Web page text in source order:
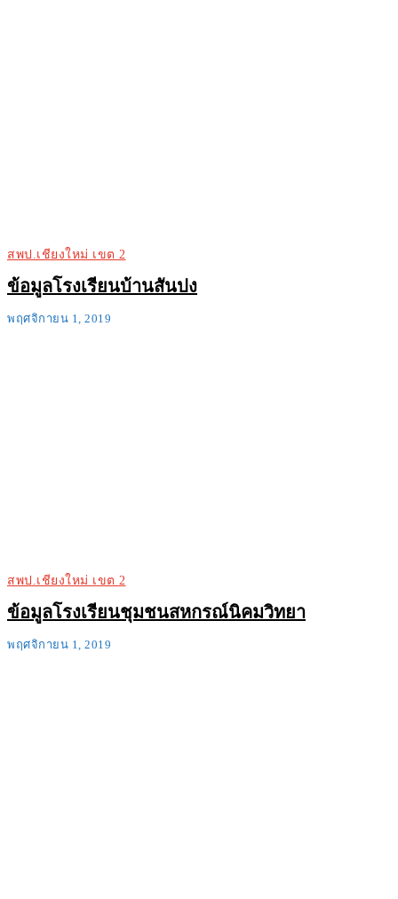
สพป.เชียงใหม่ เขต 2
ข้อมูลโรงเรียนบ้านสันปง
พฤศจิกายน 1, 2019
สพป.เชียงใหม่ เขต 2
ข้อมูลโรงเรียนชุมชนสหกรณ์นิคมวิทยา
พฤศจิกายน 1, 2019